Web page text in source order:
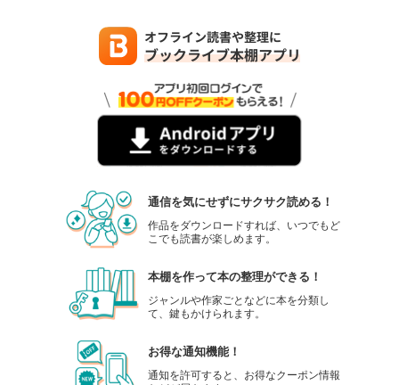
通信を気にせずにサクサク読める！
作品をダウンロードすれば、いつでもど
こでも読書が楽しめます。
本棚を作って本の整理ができる！
ジャンルや作家ごとなどに本を分類し
て、鍵もかけられます。
お得な通知機能！
通知を許可すると、お得なクーポン情報